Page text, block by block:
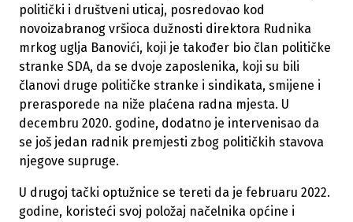
politički i društveni uticaj, posredovao kod
novoizabranog vršioca dužnosti direktora Rudnika
mrkog uglja Banovići, koji je također bio član političke
stranke SDA, da se dvoje zaposlenika, koji su bili
članovi druge političke stranke i sindikata, smijene i
prerasporede na niže plaćena radna mjesta. U
decembru 2020. godine, dodatno je intervenisao da
se još jedan radnik premjesti zbog političkih stavova
njegove supruge.
U drugoj tački optužnice se tereti da je februaru 2022.
godine, koristeći svoj položaj načelnika općine i